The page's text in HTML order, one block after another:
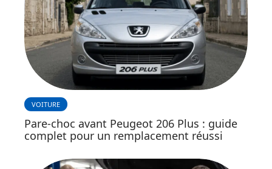
VOITURE
Pare-choc avant Peugeot 206 Plus : guide
complet pour un remplacement réussi